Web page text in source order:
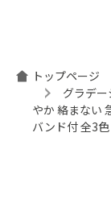
トップページ
グラデ
やか 絡まない
バンド付 全3